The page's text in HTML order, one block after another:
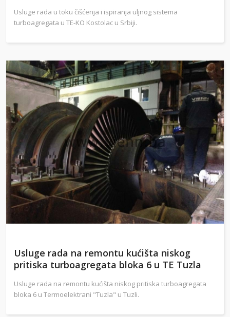
Usluge rada u toku čišćenja i ispiranja uljnog sistema
turboagregata u TE-KO Kostolac u Srbiji.
Usluge rada na remontu kućišta niskog
pritiska turboagregata bloka 6 u TE Tuzla
Usluge rada na remontu kućišta niskog pritiska turboagregata
bloka 6 u Termoelektrani "Tuzla" u Tuzli.